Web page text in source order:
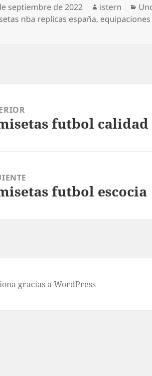
septiembre de 2022 Autor
istern
nba replicas españa,
futbol
futbol escocia
gracias a WordPress